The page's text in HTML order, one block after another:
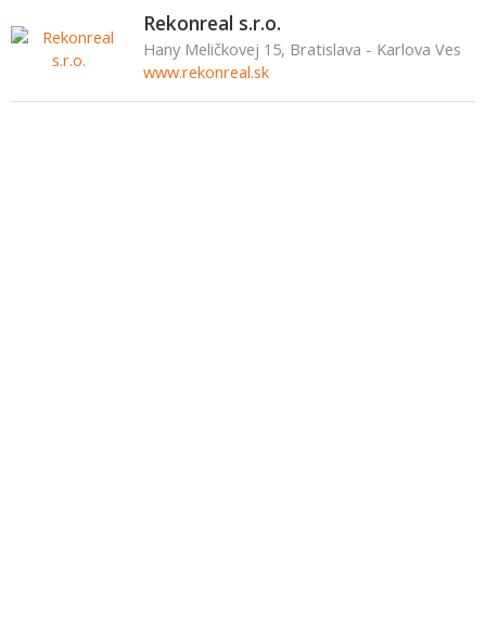
Rekonreal s.r.o.
Hany Meličkovej 15, Bratislava - Karlova Ves
www.rekonreal.sk